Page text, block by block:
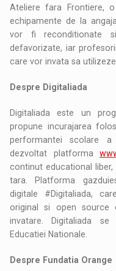
Ateliere fara Frontiere,
echipamente de la
vor fi reconditionate
defavorizate, iar
care vor invata sa
Despre Digitaliada
Digitaliada este un
propune incurajarea
performantei scolare a
dezvoltat platforma
continut educational
tara. Platforma
digitale #Digitaliada,
original si open
invatare. Digitaliada
Educatiei Nationale.
Despre Fundatia Orange